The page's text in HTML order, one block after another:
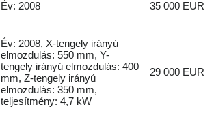
Év: 2008 35 000 EUR
Év: 2008, X-tengely irányú
elmozdulás: 550 mm, Y-
tengely irányú elmozdulás: 400
mm, Z-tengely irányú
elmozdulás: 350 mm,
teljesítmény: 4,7 kW
29 000 EUR